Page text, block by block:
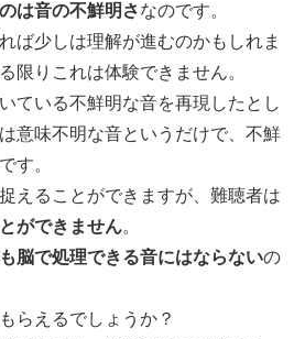
は音の不鮮明さなのです。
ば少しは理解が進むのかもしれま
限りこれは体験できません。
ている不鮮明な音を再現したとし
意味不明な音というだけで、不鮮
す。
えることができますが、難聴者は
ができません。
脳で処理できる音にはならないの
らえるでしょうか？